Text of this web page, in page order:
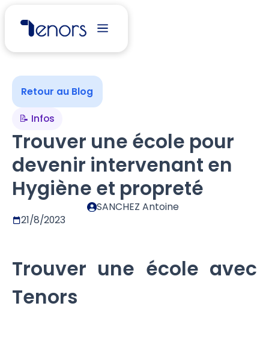
Retour au Blog
📝 Infos
Trouver une école pour
devenir intervenant en
Hygiène et propreté
SANCHEZ Antoine
21/8/2023
Trouver une école avec
Tenors